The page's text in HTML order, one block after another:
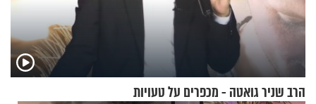
הרב שניר גואטה - מכפרים על טעויות